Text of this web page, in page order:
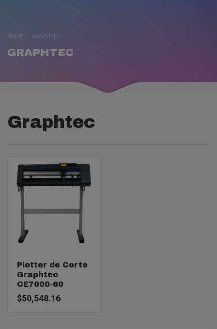
HOME GRAPHTEC
GRAPHTEC
Graphtec
Plotter de Corte
Graphtec
CE7000-60
$50,548.16